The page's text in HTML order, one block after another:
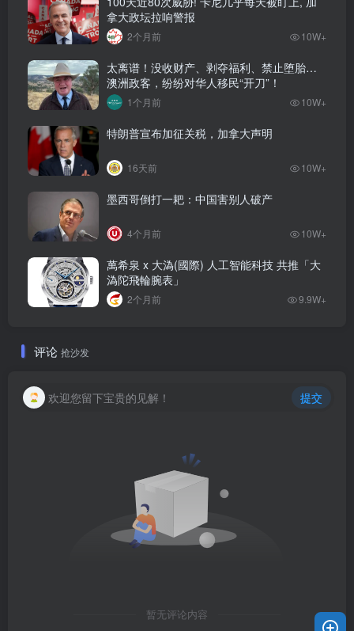
拿大政坛拉响警报
2个月前 10W+
太离谱！没收财产、剥夺福利、禁止堕胎…
澳洲政客，纷纷对华人移民“开刀”！
1个月前 10W+
特朗普宣布加征关税，加拿大声明
16天前 10W+
墨西哥倒打一耙：中国害别人破产
4个月前 10W+
萬希泉 x 大溈(國際) 人工智能科技 共推「大
溈陀飛輪腕表」
2个月前 9.9W+
评论 抢沙发
欢迎您留下宝贵的见解！ 提交
暂无评论内容